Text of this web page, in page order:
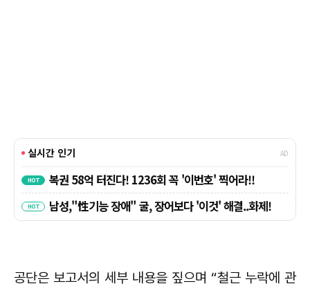
공단은 보고서의 세부 내용을 짚으며 “철근 누락에 관